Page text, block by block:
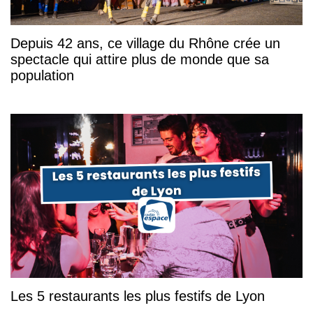
Depuis 42 ans, ce village du Rhône crée un
spectacle qui attire plus de monde que sa
population
Les 5 restaurants les plus festifs de Lyon